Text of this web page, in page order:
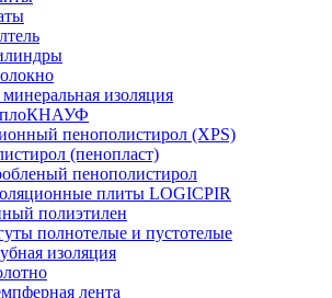
изоляция
пенополистирол (XPS)
(пенопласт)
пенополистирол
плиты LOGICPIR
полиэтилен
полнотелые и пустотелые
изоляция
лента